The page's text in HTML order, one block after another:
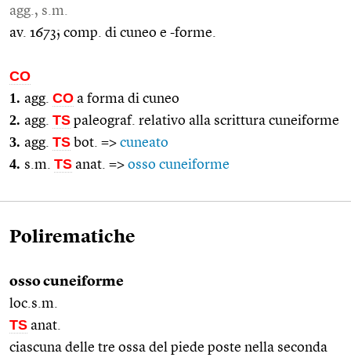
agg., s.m.
av. 1673; comp. di cuneo e -forme.
CO
1. agg. CO a forma di cuneo
2. agg. TS paleograf. relativo alla scrittura cuneiforme
3. agg. TS bot. => cuneato
4. s.m. TS anat. => osso cuneiforme
Polirematiche
osso cuneiforme
loc.s.m.
TS anat.
ciascuna delle tre ossa del piede poste nella seconda